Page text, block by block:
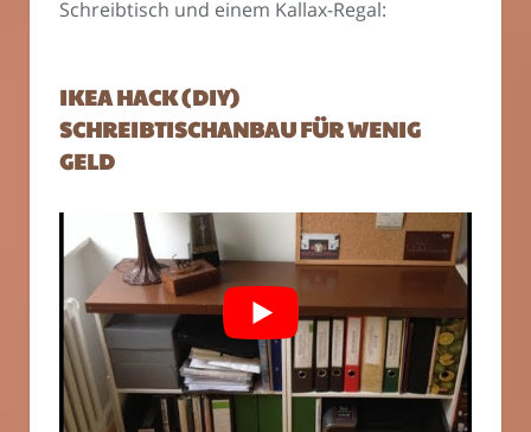
Schreibtisch und einem Kallax-Regal:
IKEA HACK (DIY)
SCHREIBTISCHANBAU FÜR WENIG
GELD